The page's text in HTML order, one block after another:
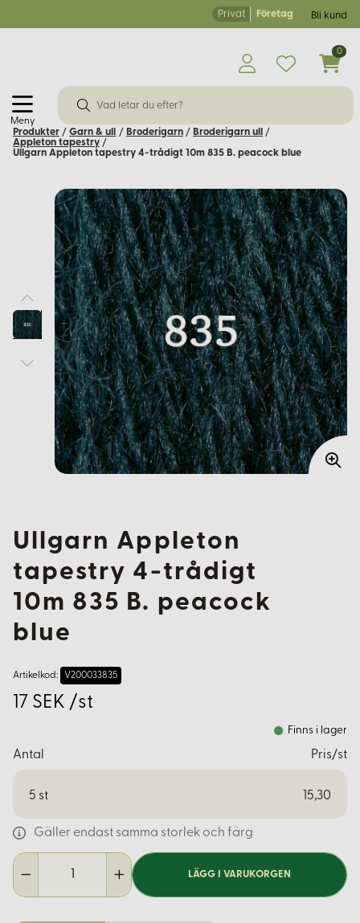
Privat Företag Bli kund
Meny
0
Produkter / Garn & ull / Broderigarn / Broderigarn ull
/
Appleton tapestry /
Ullgarn Appleton tapestry 4-trådigt 10m 835 B. peacock blue
Ullgarn Appleton
tapestry 4-trådigt
10m 835 B. peacock
blue
Artikelkod: V200033835
17 SEK /st
Finns i lager
Antal Pris/st
5 st 15,30
Gäller endast samma storlek och färg
LÄGG I VARUKORGEN